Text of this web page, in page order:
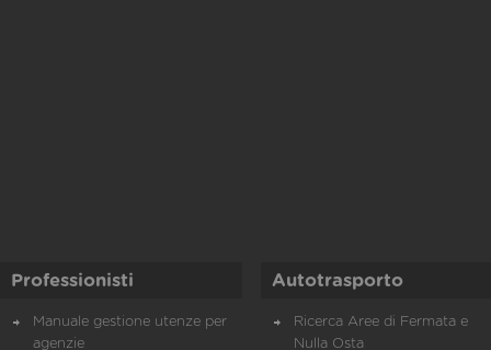
Professionisti
Manuale gestione utenze per
agenzie
Autotrasporto
Ricerca Aree di Fermata e
Nulla Osta